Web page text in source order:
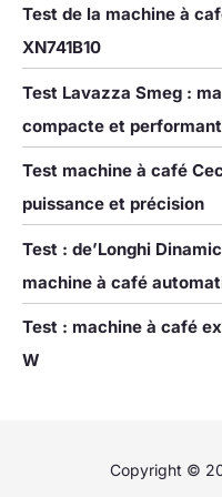
Test de la machine à
XN741B10
Test Lavazza Smeg :
compacte et
Test machine à café
puissance et précision
Test : de’Longhi
machine à café
Test : machine à café
W
Copyright ©